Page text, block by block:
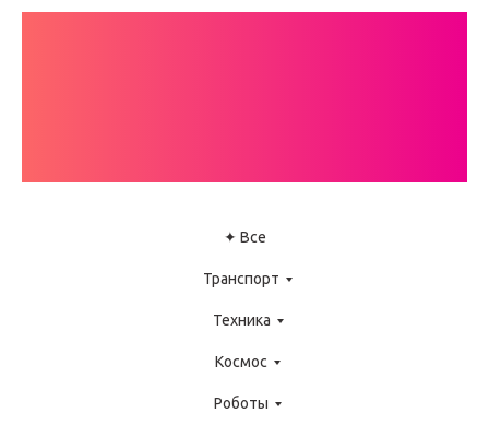
✦ Все
Транспорт
Техника
Космос
Роботы